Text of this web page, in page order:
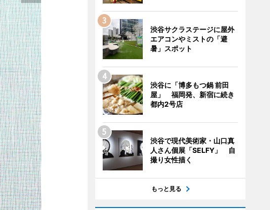
渋谷サクラステージに屋外
エアコンやミストの「避
暑」スポット
渋谷に「博多もつ鍋 前田
屋」 福岡発、新宿に続き
都内2号店
渋谷で現代美術家・山口真
人さん個展「SELFY」 自
撮り女性描く
もっと見る